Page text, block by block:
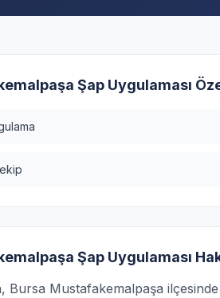
Şap Uygulaması
Şap Uygulaması
Bursa Mustafakemalpaşa